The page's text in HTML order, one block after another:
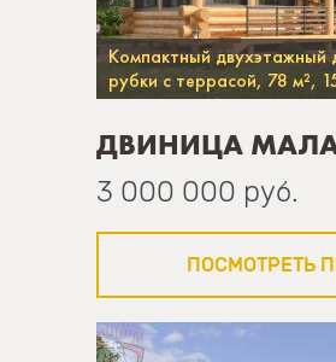
Компактный двухэтажный
рубки с террасой, 78 м²,
ДВИНИЦА
3 000 000 руб.
ПОСМОТРЕТЬ